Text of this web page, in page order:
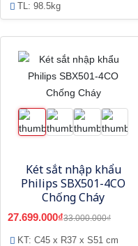
TL: 98.5kg
Két sắt nhập khẩu
Philips SBX501-4CO
Chống Cháy
27.699.000₫33.000.000₫
KT: C45 x R37 x S51 cm